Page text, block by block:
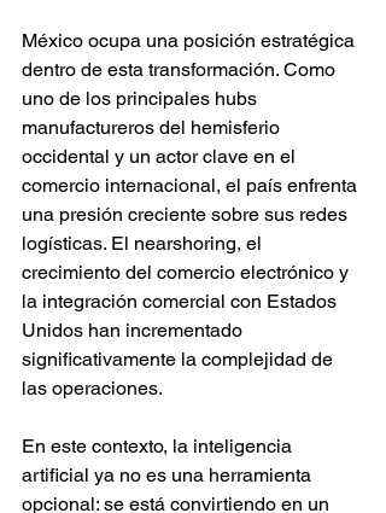
México ocupa una posición estratégica
dentro de esta transformación. Como
uno de los principales hubs
manufactureros del hemisferio
occidental y un actor clave en el
comercio internacional, el país enfrenta
una presión creciente sobre sus redes
logísticas. El nearshoring, el
crecimiento del comercio electrónico y
la integración comercial con Estados
Unidos han incrementado
significativamente la complejidad de
las operaciones.
En este contexto, la inteligencia
artificial ya no es una herramienta
opcional: se está convirtiendo en un